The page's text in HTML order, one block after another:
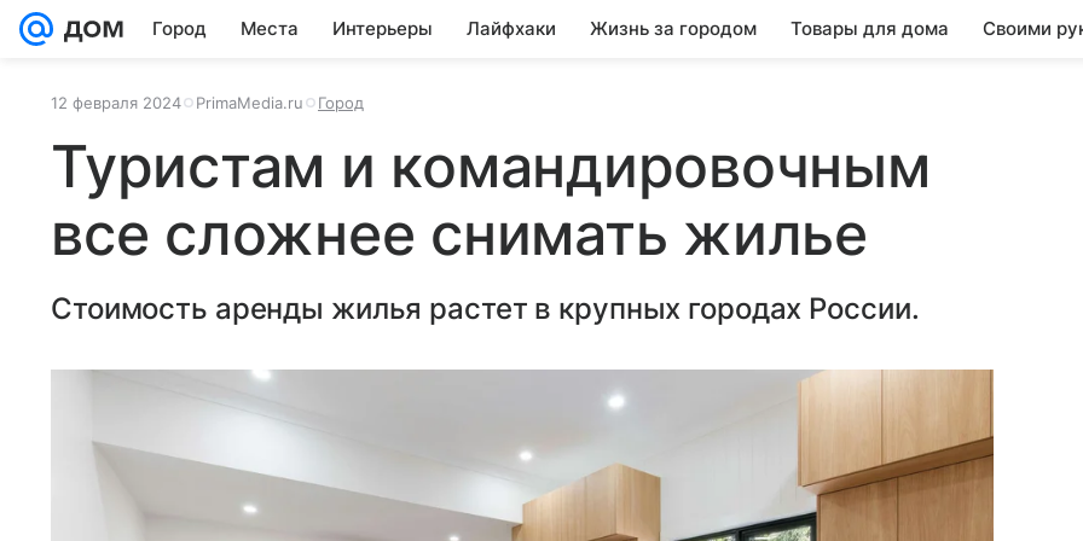
Город Места Интерьеры Лайфхаки Жизнь за городом Товары для дома Своими
12 февраля 2024 PrimaMedia.ru Город
Туристам и командировочным
все сложнее снимать жилье
Стоимость аренды жилья растет в крупных городах России.